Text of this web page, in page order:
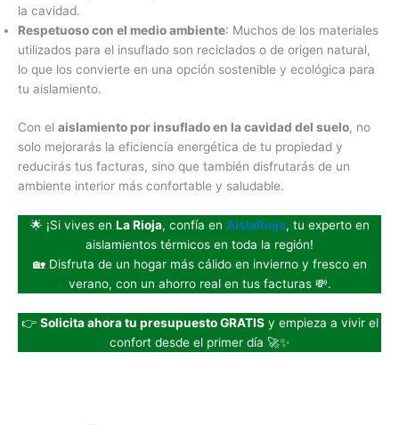
la cavidad.
Respetuoso con el medio ambiente: Muchos de los materiales
utilizados para el insuflado son reciclados o de origen natural,
lo que los convierte en una opción sostenible y ecológica para
tu aislamiento.
Con el aislamiento por insuflado en la cavidad del suelo, no
solo mejorarás la eficiencia energética de tu propiedad y
reducirás tus facturas, sino que también disfrutarás de un
ambiente interior más confortable y saludable.
🌟 ¡Si vives en La Rioja, confía en AislaRioja, tu experto en
aislamientos térmicos en toda la región!
🏡 Disfruta de un hogar más cálido en invierno y fresco en
verano, con un ahorro real en tus facturas 💸.
👉 Solicita ahora tu presupuesto GRATISy empieza a vivir el
confort desde el primer día 🚀✨